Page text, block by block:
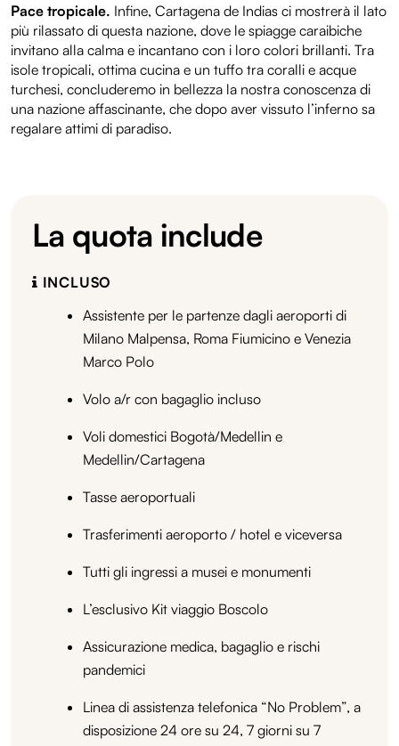
Pace tropicale. Infine, Cartagena de Indias ci mostrerà il lato
più rilassato di questa nazione, dove le spiagge caraibiche
invitano alla calma e incantano con i loro colori brillanti. Tra
isole tropicali, ottima cucina e un tuffo tra coralli e acque
turchesi, concluderemo in bellezza la nostra conoscenza di
una nazione affascinante, che dopo aver vissuto l’inferno sa
regalare attimi di paradiso.
La quota include
INCLUSO
Assistente per le partenze dagli aeroporti di
Milano Malpensa, Roma Fiumicino e Venezia
Marco Polo
Volo a/r con bagaglio incluso
Voli domestici Bogotà/Medellin e
Medellin/Cartagena
Tasse aeroportuali
Trasferimenti aeroporto / hotel e viceversa
Tutti gli ingressi a musei e monumenti
L’esclusivo Kit viaggio Boscolo
Assicurazione medica, bagaglio e rischi
pandemici
Linea di assistenza telefonica “No Problem”, a
disposizione 24 ore su 24, 7 giorni su 7